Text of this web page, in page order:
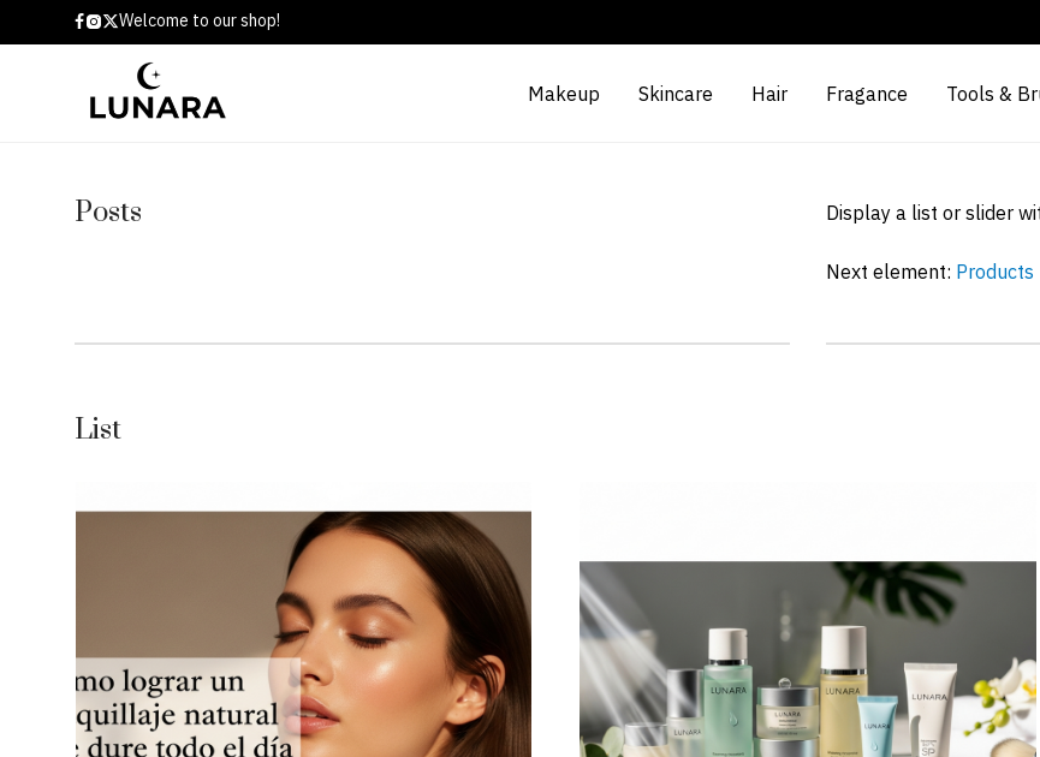
Welcome to our shop!
Makeup Skincare Hair Fragance Tools &
Posts Display a list or slider
Next element: Products
List